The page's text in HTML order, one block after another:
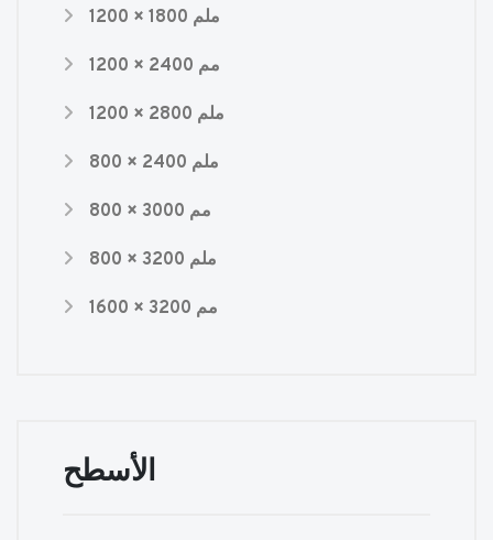
1200 × 1800 ملم
1200 × 2400 مم
1200 × 2800 ملم
800 × 2400 ملم
800 × 3000 مم
800 × 3200 ملم
1600 × 3200 مم
الأسطح